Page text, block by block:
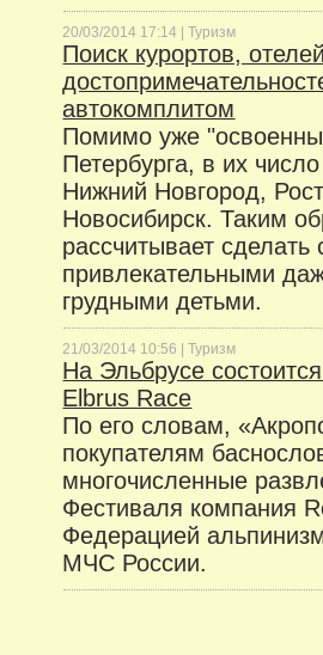
20/03/2014 17:14 |Туризм
Поиск курортов,
автокомплитом
Помимо уже
Петербурга, в их
Нижний Новгород,
Новосибирск. Таким
рассчитывает
привлекательными
грудными детьми.
21/03/2014 10:56 |Туризм
На Эльбрусе
Elbrus Race
По его словам,
покупателям
многочисленные
Фестиваля компания
Федерацией
МЧС России.